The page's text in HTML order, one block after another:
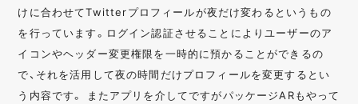
けに合わせてTwitterプロフィールが夜だけ変わるというもの
を行っています。ログイン認証させることによりユーザーのア
イコンやヘッダー変更権限を一時的に預かることができるの
で、それを活用して夜の時間だけプロフィールを変更するとい
う内容です。 またアプリを介してですがパッケージARもやって